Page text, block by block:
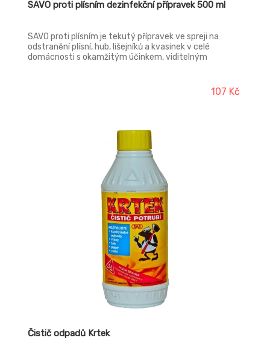
SAVO proti plísním dezinfekční přípravek 500 ml
SAVO proti plísním je tekutý přípravek ve spreji na
odstranění plísní, hub, lišejníků a kvasinek v celé
domácnosti s okamžitým účinkem, viditelným
obkládačky, sklokeramiku, smalt, sklo, plasty, laminát,
akryl, vinyl, silikon, gumu, teflon, nerez, chromované
107 Kč
Čistič odpadů Krtek